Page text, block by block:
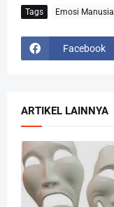
Tags Emosi Manusia
Facebook
ARTIKEL LAINNYA